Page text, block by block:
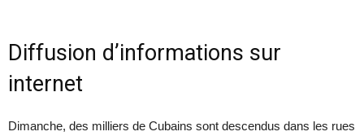
Diffusion d’informations sur
internet
Dimanche, des milliers de Cubains sont descendus dans les rues